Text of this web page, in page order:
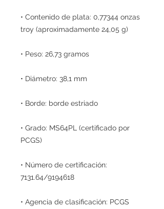
• Contenido de plata: 0,77344 onzas
troy (aproximadamente 24,05 g)
• Peso: 26,73 gramos
• Diámetro: 38,1 mm
• Borde: borde estriado
• Grado: MS64PL (certificado por
PCGS)
• Número de certificación:
7131.64/9194618
• Agencia de clasificación: PCGS